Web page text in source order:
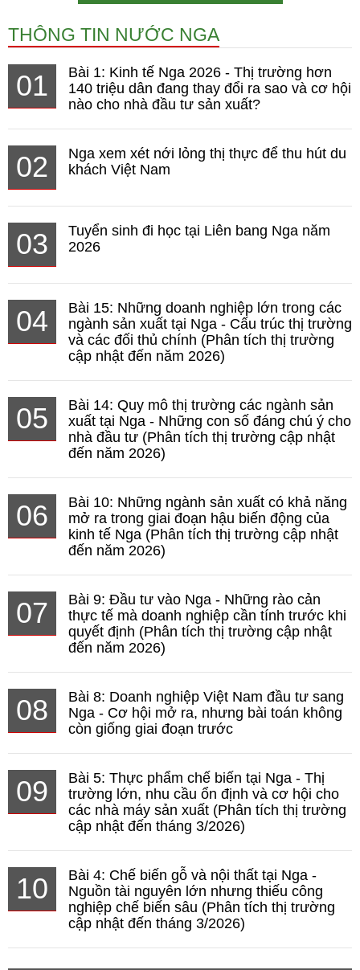
THÔNG TIN NƯỚC NGA
01
Bài 1: Kinh tế Nga 2026 - Thị trường hơn
140 triệu dân đang thay đổi ra sao và cơ hội
nào cho nhà đầu tư sản xuất?
02
Nga xem xét nới lỏng thị thực để thu hút du
khách Việt Nam
03
Tuyển sinh đi học tại Liên bang Nga năm
2026
04
Bài 15: Những doanh nghiệp lớn trong các
ngành sản xuất tại Nga - Cấu trúc thị trường
và các đối thủ chính (Phân tích thị trường
cập nhật đến năm 2026)
05
Bài 14: Quy mô thị trường các ngành sản
xuất tại Nga - Những con số đáng chú ý cho
nhà đầu tư (Phân tích thị trường cập nhật
đến năm 2026)
06
Bài 10: Những ngành sản xuất có khả năng
mở ra trong giai đoạn hậu biến động của
kinh tế Nga (Phân tích thị trường cập nhật
đến năm 2026)
07
Bài 9: Đầu tư vào Nga - Những rào cản
thực tế mà doanh nghiệp cần tính trước khi
quyết định (Phân tích thị trường cập nhật
đến năm 2026)
08
Bài 8: Doanh nghiệp Việt Nam đầu tư sang
Nga - Cơ hội mở ra, nhưng bài toán không
còn giống giai đoạn trước
09
Bài 5: Thực phẩm chế biến tại Nga - Thị
trường lớn, nhu cầu ổn định và cơ hội cho
các nhà máy sản xuất (Phân tích thị trường
cập nhật đến tháng 3/2026)
10
Bài 4: Chế biến gỗ và nội thất tại Nga -
Nguồn tài nguyên lớn nhưng thiếu công
nghiệp chế biến sâu (Phân tích thị trường
cập nhật đến tháng 3/2026)